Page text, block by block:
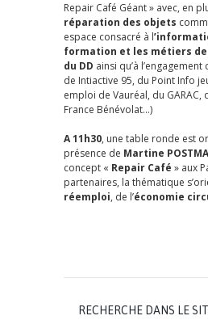
Repair Café Géant » avec, en
réparation des objets
espace consacré à l
formation et les métiers
du DD ainsi qu’à
de Intiactive 95, du Point Info
emploi de Vauréal, du GARAC,
France Bénévolat…)
A 11h30, une table ronde est
présence de Martine POSTMA
concept « Repair Café » aux
partenaires, la thématique
réemploi, de l’économie
RECHERCHE DANS LE